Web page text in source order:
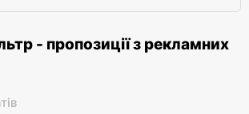
- пропозиції з рекламних